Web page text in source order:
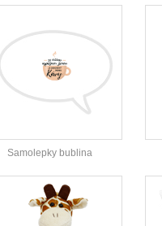
Samolepky bublina